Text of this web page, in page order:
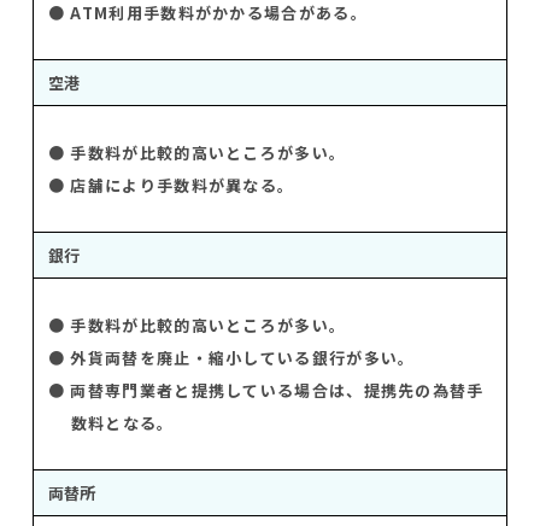
● ATM利用手数料がかかる場合がある。
空港
● 手数料が比較的高いところが多い。
● 店舗により手数料が異なる。
銀行
● 手数料が比較的高いところが多い。
● 外貨両替を廃止・縮小している銀行が多い。
● 両替専門業者と提携している場合は、提携先の為替手
数料となる。
両替所